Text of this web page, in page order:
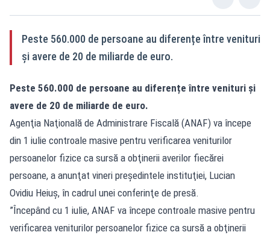
Peste 560.000 de persoane au diferențe între venituri
și avere de 20 de miliarde de euro.
Peste 560.000 de persoane au diferențe între venituri și
avere de 20 de miliarde de euro.
Agenţia Naţională de Administrare Fiscală (ANAF) va începe
din 1 iulie controale masive pentru verificarea veniturilor
persoanelor fizice ca sursă a obţinerii averilor fiecărei
persoane, a anunţat vineri preşedintele instituţiei, Lucian
Ovidiu Heiuş, în cadrul unei conferinţe de presă.
”Începând cu 1 iulie, ANAF va începe controale masive pentru
verificarea veniturilor persoanelor fizice ca sursă a obţinerii